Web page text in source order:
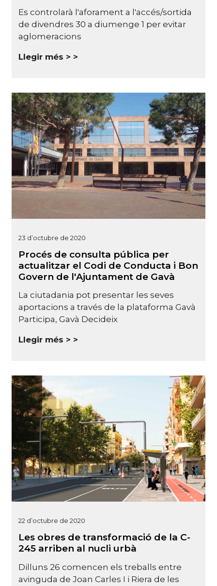
Es controlarà l'aforament a l'accés/sortida
de divendres 30 a diumenge 1 per evitar
aglomeracions
Llegir més >
23 d’octubre de 2020
Procés de consulta pública per
actualitzar el Codi de Conducta i Bon
Govern de l'Ajuntament de Gavà
La ciutadania pot presentar les seves
aportacions a través de la plataforma Gavà
Participa, Gavà Decideix
Llegir més >
22 d’octubre de 2020
Les obres de transformació de la C-
245 arriben al nucli urbà
Dilluns 26 comencen els treballs entre
avinguda de Joan Carles I i Riera de les